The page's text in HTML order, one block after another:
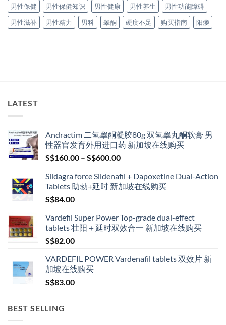
男性保健
男性保健知识 男性健康 男性养生
男性功能障碍
男性滋补
男性精力 男科 睾酮 硬度不足 购买指南 阳痿
LATEST
Andractim 二氢睾酮凝胶80g 双氢睾丸酮软膏 男
性器官发育外用进口药 新加坡在线购买
S$160.00 – S$600.00Price
S$160.00
through
Sildagra force Sildenafil + Dapoxetine Dual-Action
Tablets 助勃+延时 新加坡在线购买
S$84.00
Vardefil Super Power Top-grade dual-effect
tablets 壮阳＋延时双效合一 新加坡在线购买
S$82.00
VARDEFIL POWER Vardenafil tablets 双效片 新
加坡在线购买
S$83.00
BEST SELLING